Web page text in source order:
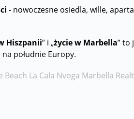
- nowoczesne osiedla, wille,
Hiszpanii” i „życie w Marbella” to
południe Europy.